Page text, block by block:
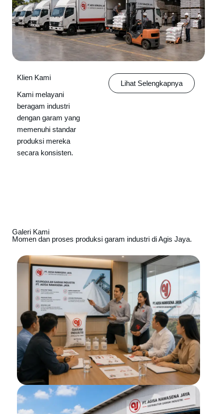
Klien Kami
Kami melayani
beragam industri
dengan garam yang
memenuhi standar
produksi mereka
secara konsisten.
Lihat Selengkapnya
Galeri Kami
Momen dan proses produksi garam industri di Agis Jaya.